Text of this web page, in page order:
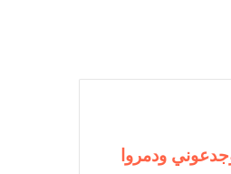
ودمروا